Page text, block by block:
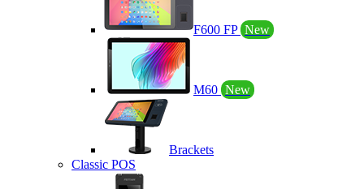
F600 FP New
M60 New
Brackets
Classic POS